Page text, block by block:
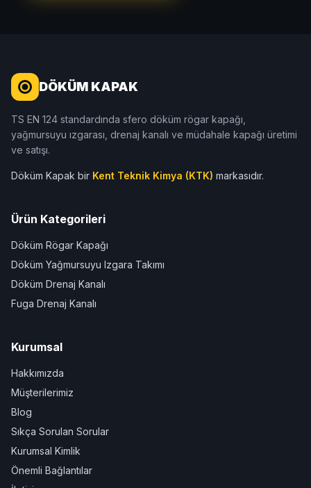
DÖKÜM KAPAK
TS EN 124 standardında sfero döküm rögar kapağı,
yağmursuyu ızgarası, drenaj kanalı ve müdahale kapağı üretimi
ve satışı.
Döküm Kapak bir Kent Teknik Kimya (KTK) markasıdır.
Ürün Kategorileri
Döküm Rögar Kapağı
Döküm Yağmursuyu Izgara Takımı
Döküm Drenaj Kanalı
Fuga Drenaj Kanalı
Kurumsal
Hakkımızda
Müşterilerimiz
Blog
Sıkça Sorulan Sorular
Kurumsal Kimlik
Önemli Bağlantılar